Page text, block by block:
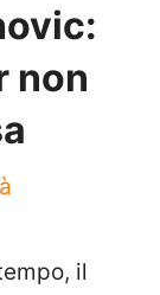
non
il